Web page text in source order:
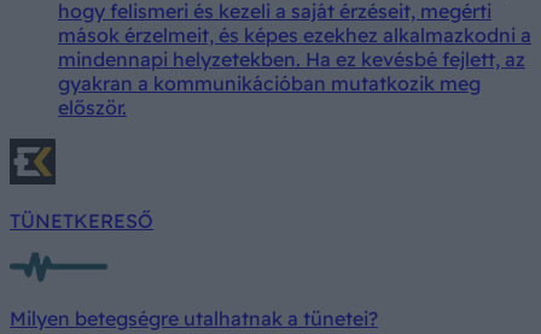
hogy felismeri és kezeli a saját érzéseit, megérti
mások érzelmeit, és képes ezekhez alkalmazkodni a
mindennapi helyzetekben. Ha ez kevésbé fejlett, az
gyakran a kommunikációban mutatkozik meg
először.
TÜNETKERESŐ
Milyen betegségre utalhatnak a tünetei?